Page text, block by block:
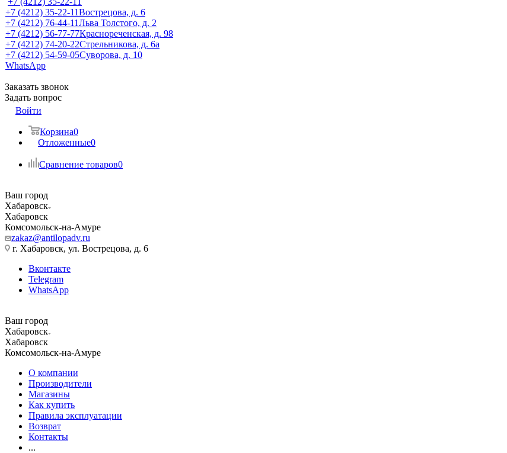
+7 (4212) 35-22-11Вострецова, д. 6
+7 (4212) 76-44-11Льва Толстого, д. 2
+7 (4212) 56-77-77Краснореченская, д. 98
+7 (4212) 74-20-22Стрельникова, д. 6а
+7 (4212) 54-59-05Суворова, д. 10
WhatsApp
Заказать звонок
Задать вопрос
Войти
Корзина0
Отложенные0
Сравнение товаров0
Ваш город
Хабаровск
Хабаровск
Комсомольск-на-Амуре
zakaz@antilopadv.ru
г. Хабаровск, ул. Вострецова, д. 6
Вконтакте
Telegram
WhatsApp
Ваш город
Хабаровск
Хабаровск
Комсомольск-на-Амуре
О компании
Производители
Магазины
Как купить
Правила эксплуатации
Возврат
Контакты
...